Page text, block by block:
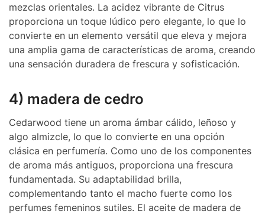
mezclas orientales. La acidez vibrante de Citrus
proporciona un toque lúdico pero elegante, lo que lo
convierte en un elemento versátil que eleva y mejora
una amplia gama de características de aroma, creando
una sensación duradera de frescura y sofisticación.
4) madera de cedro
Cedarwood tiene un aroma ámbar cálido, leñoso y
algo almizcle, lo que lo convierte en una opción
clásica en perfumería. Como uno de los componentes
de aroma más antiguos, proporciona una frescura
fundamentada. Su adaptabilidad brilla,
complementando tanto el macho fuerte como los
perfumes femeninos sutiles. El aceite de madera de